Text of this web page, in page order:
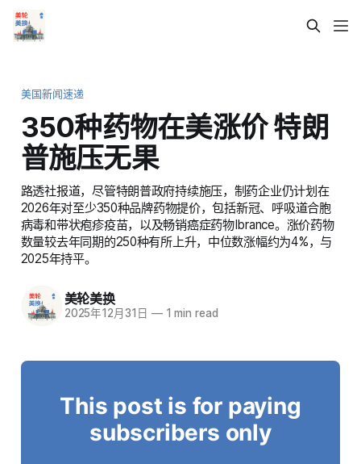
美国新闻速递
350种药物在美涨价 特朗
普施压无果
路透社报道，尽管特朗普政府持续施压，制药企业仍计划在
2026年对至少350种品牌药物提价，包括新冠、呼吸道合胞
病毒和带状疱疹疫苗，以及畅销癌症药物Ibrance。涨价药物
数量较去年同期的250种有所上升，中位数涨幅约为4%，与
2025年持平。
美轮美换
2025年12月31日 —1 min read
This post is for paying
subscribers only